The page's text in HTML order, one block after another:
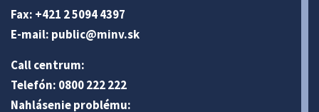
Fax: +421 2 5094 4397
E-mail: public@minv.sk
Call centrum:
Telefón: 0800 222 222
Nahlásenie problému: